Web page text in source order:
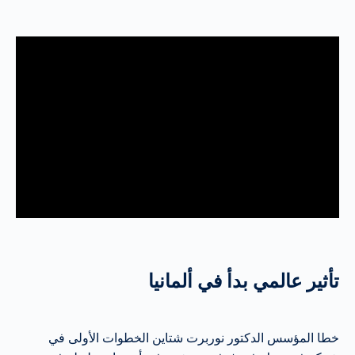
تأثير عالمي بدأ في ألمانيا
خطا المؤسس الدكتور نوربرت شتاين الخطوات الأولى في